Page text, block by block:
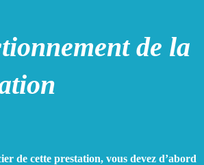
de la
de cette prestation, vous devez d’abord